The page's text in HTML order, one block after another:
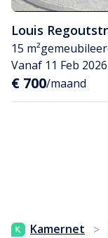
Louis
15 m²
Vanaf 11 Feb 2026
€ 700/maand
Kamernet >